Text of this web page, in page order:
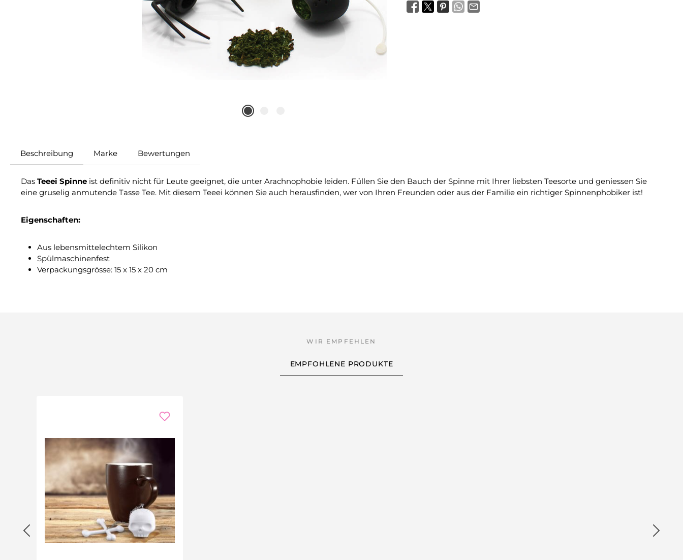
Beschreibung Marke Bewertungen
Das Teeei Spinne ist definitiv nicht für Leute geeignet, die unter Arachnophobie leiden. Füllen Sie den Bauch der Spinne mit Ihrer liebsten Teesorte und geniessen Sie
eine gruselig anmutende Tasse Tee. Mit diesem Teeei können Sie auch herausfinden, wer von Ihren Freunden oder aus der Familie ein richtiger Spinnenphobiker ist!
Eigenschaften:
Aus lebensmittelechtem Silikon
Spülmaschinenfest
Verpackungsgrösse: 15 x 15 x 20 cm
EMPFOHLENE PRODUKTE